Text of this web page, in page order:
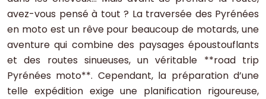
avez-vous pensé à tout ? La traversée des Pyrénées
en moto est un rêve pour beaucoup de motards, une
aventure qui combine des paysages époustouflants
et des routes sinueuses, un véritable **road trip
Pyrénées moto**. Cependant, la préparation d’une
telle expédition exige une planification rigoureuse,